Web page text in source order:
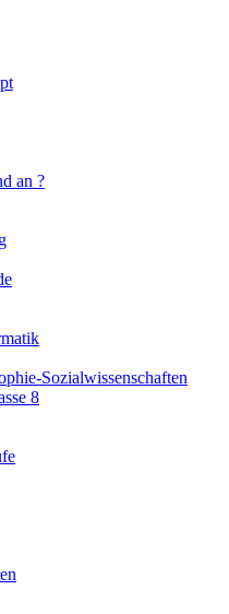
an ?
Sozialwissenschaften
8